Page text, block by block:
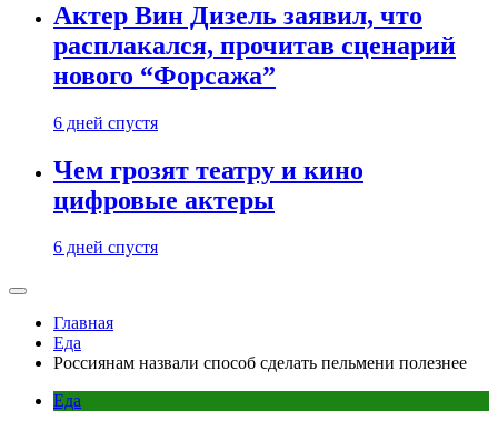
Актер Вин Дизель заявил, что
расплакался, прочитав сценарий
нового “Форсажа”
6 дней спустя
Чем грозят театру и кино
цифровые актеры
6 дней спустя
Главная
Еда
Россиянам назвали способ сделать пельмени полезнее
Еда